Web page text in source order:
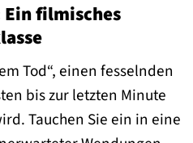
filmisches
Tod“, einen fesselnden
bis zur letzten Minute
Tauchen Sie ein in eine